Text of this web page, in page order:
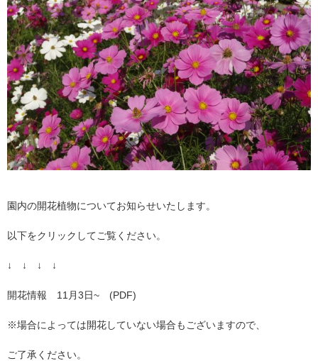
園内の開花植物についてお知らせいたします。
以下をクリックしてご覧ください。
↓ ↓ ↓ ↓
開花情報 11月3日~ (PDF)
※場合によっては開花していない場合もございますので、
ご了承ください。